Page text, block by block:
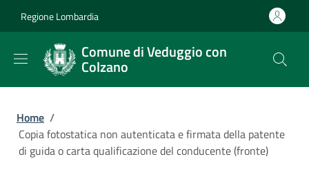
Regione Lombardia
Comune di Veduggio con
Colzano
Briciole di pane
Home /
Copia fotostatica non autenticata e firmata della patente
di guida o carta qualificazione del conducente (fronte)